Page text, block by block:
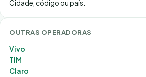
Cidade, código ou país.
OUTRAS OPERADORAS
Vivo
TIM
Claro